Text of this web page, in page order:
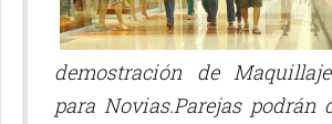
demostración de
para Novias.Parejas podrán